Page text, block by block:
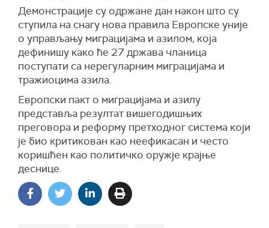
Демонстрације су одржане дан након што су
ступила на снагу нова правила Европске уније
о управљању миграцијама и азилом, која
дефинишу како ће 27 држава чланица
поступати са нерегуларним миграцијама и
тражиоцима азила.
Европски пакт о миграцијама и азилу
представља резултат вишегодишњих
преговора и реформу претходног система који
је био критикован као неефикасан и често
коришћен као политичко оружје крајње
деснице.